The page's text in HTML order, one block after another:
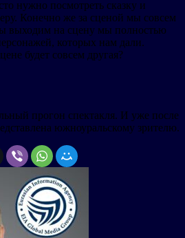
нужно посмотреть сказку и
Конечно же за сценой мы совсем
выходим на сцену мы полностью
которых нам дали.
будет совсем другая?
прогон спектакля. И уже после
южноуральскому зрителю.